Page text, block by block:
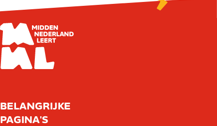
BELANGRIJKE
PAGINA'S